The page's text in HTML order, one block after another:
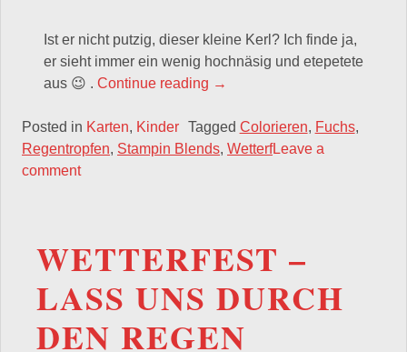
Ist er nicht putzig, dieser kleine Kerl? Ich finde ja,
er sieht immer ein wenig hochnäsig und etepetete
aus 😉 . Continue reading „Wahre Freundschaft ist
→
Posted in Karten, Kinder Tagged Colorieren, Fuchs,
Regentropfen, Stampin Blends, WetterfLeave a
comment
WETTERFEST –
LASS UNS DURCH
DEN REGEN